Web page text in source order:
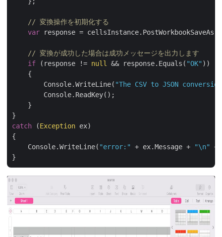
// 変換操作を初期化する
var response =
// 変換が成功した場合は成功メッセージを出力します
if (response != null && response.Equals( "OK" ))
    {
        Console.WriteLine(
"The CSV to JSON
        Console.ReadKey();
    }
catch (Exception ex)
{
    Console.WriteLine(
"error:" + ex.Message + "\n"
+